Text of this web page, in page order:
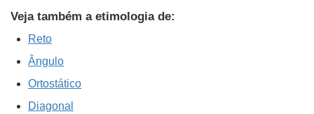
Veja também a etimologia de:
Reto
Ângulo
Ortostático
Diagonal